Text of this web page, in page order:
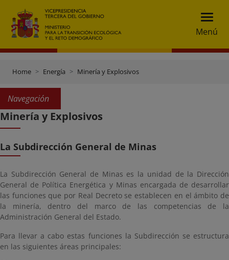
Menú
Home Energía Minería y Explosivos
Navegación
Minería y Explosivos
La Subdirección General de Minas
La Subdirección General de Minas es la unidad de la Dirección
General de Política Energética y Minas encargada de desarrollar
las funciones que por Real Decreto se establecen en el ámbito de
la minería, dentro del marco de las competencias de la
Administración General del Estado.
Para llevar a cabo estas funciones la Subdirección se estructura
en las siguientes áreas principales: